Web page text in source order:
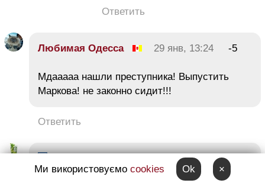
Ответить
Любимая Одесса 29 янв, 13:24 -5
Мдааааа нашли преступника! Выпустить
Маркова! не законно сидит!!!
Ответить
29 янв, 13:27
-7
Радуются бандерлоги, а себе амнистию
Ми використовуємо cookies Ok ×